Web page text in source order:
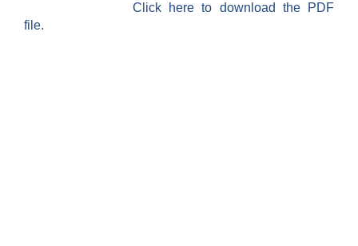
Click here to download the PDF
file.